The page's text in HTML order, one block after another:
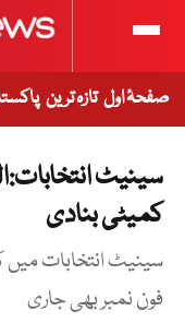
صفحۂ اول تازہ ترین
سینیٹ
کمیٹی بنادی
سینیٹ انتخابات
فون نمبر بھی جاری